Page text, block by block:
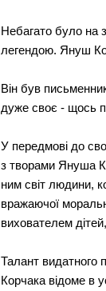
Небагато було на
легендою. Януш
Він був
дуже своє - щось
У передмові до
з творами Януша
ним світ людини,
вражаючої
вихователем
Талант видатного
Корчака відоме в